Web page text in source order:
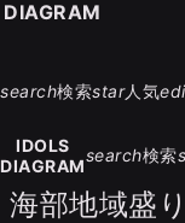
search検索star人気
IDOLS
DIAGRAM
search検索
海部地域盛